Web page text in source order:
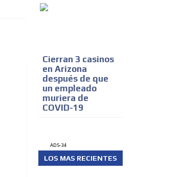
Cierran 3 casinos
en Arizona
después de que
un empleado
muriera de
COVID-19
ADS-34
LOS MAS RECIENTES